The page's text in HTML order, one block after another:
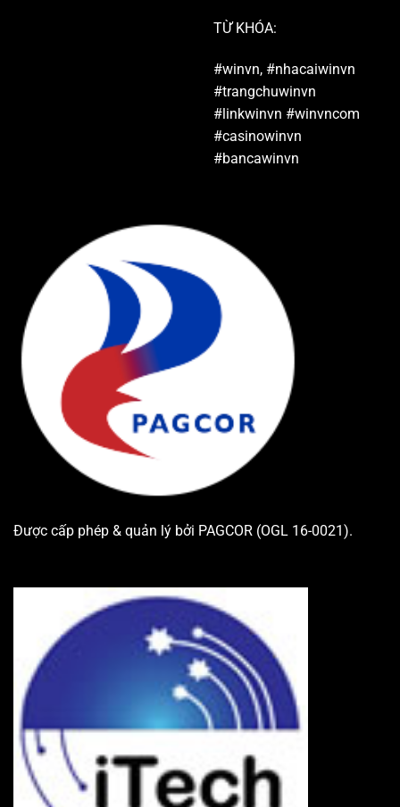
TỪ KHÓA:
#winvn, #nhacaiwinvn
#trangchuwinvn
#linkwinvn #winvncom
#casinowinvn
#bancawinvn
Được cấp phép & quản lý bởi PAGCOR (OGL 16-0021).